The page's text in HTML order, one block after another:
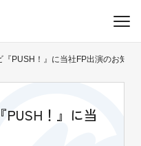
『PUSH！』に当社FP出演のお知ら
！』に当